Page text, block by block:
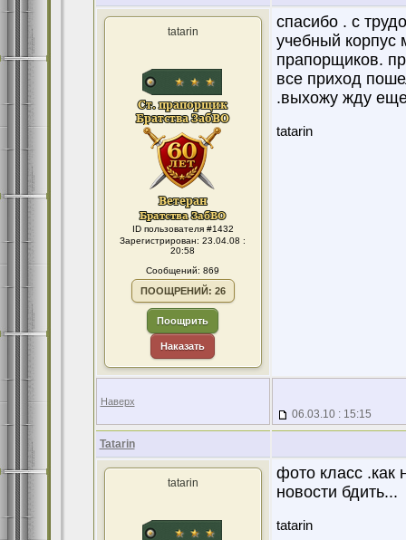
tatarin
ID пользователя #1432
Зарегистрирован: 23.04.08 :
20:58
Сообщений: 869
ПООЩРЕНИЙ: 26
Поощрить
Наказать
спасибо . с
учебный корпус
прапорщиков.
все приход
.выхожу жду
tatarin
Наверх
06.03.10 : 15:15
Tatarin
tatarin
фото класс .как
новости бдить...
tatarin